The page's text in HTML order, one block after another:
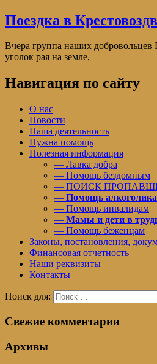
Поездка в
Вчера группа наших
уголок рая на земле,
Навигация по сайту
О нас
Новости
Наша деятельность
Нужна помощь
Полезная информация
— Лавка добра
— Помощь бездомным
— ПОИСК
— Помощь
— Помощь инвалидам
— Мамы и дети в
— Помощь беженцам
Законы, постановления,
Финансовая отчетность
Наши реквизиты
Контакты
Поиск для:
Свежие комментарии
Архивы